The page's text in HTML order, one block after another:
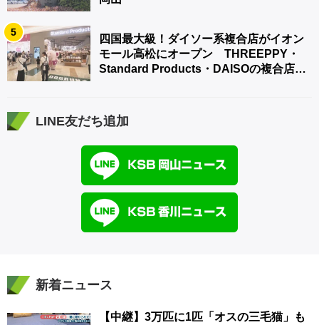
5
四国最大級！ダイソー系複合店がイオン
モール高松にオープン THREEPPY・
Standard Products・DAISOの複合店は
LINE友だち追加
新着ニュース
【中継】3万匹に1匹「オスの三毛猫」も